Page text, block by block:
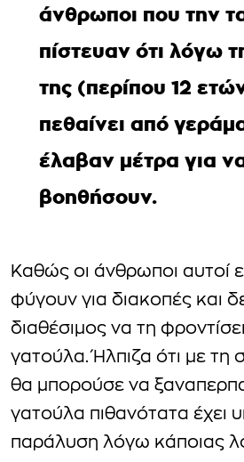
άνθρωποι που την
πίστευαν ότι λόγω
της (περίπου 12
πεθαίνει από
έλαβαν μέτρα για
βοηθήσουν.
Καθώς οι άνθρωποι αυτοί
φύγουν για διακοπές και
διαθέσιμος να τη
γατούλα. Ήλπιζα ότι με τη
θα μπορούσε να
γατούλα πιθανότατα έχει
παράλυση λόγω κάποιας